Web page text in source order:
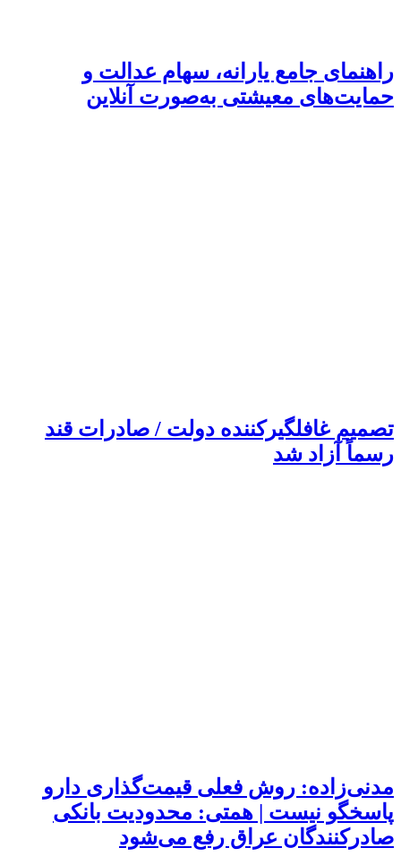
راهنمای جامع یارانه، سهام عدالت و
حمایت‌های معیشتی به‌صورت آنلاین
تصمیم غافلگیرکننده دولت / صادرات قند
رسماً آزاد شد
مدنی‌زاده: روش فعلی قیمت‌گذاری دارو
پاسخگو نیست | همتی: محدودیت بانکی
صادرکنندگان عراق رفع می‌شود